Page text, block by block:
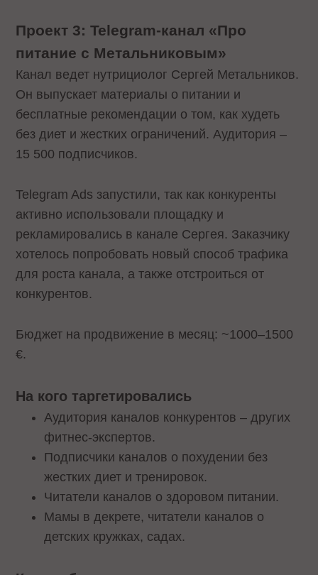
Проект 3: Telegram-канал «Про
питание с Метальниковым»
Канал ведет нутрициолог Сергей Метальников.
Он выпускает материалы о питании и
бесплатные рекомендации о том, как худеть
без диет и жестких ограничений. Аудитория –
15 500 подписчиков.
Telegram Ads запустили, так как конкуренты
активно использовали площадку и
рекламировались в канале Сергея. Заказчику
хотелось попробовать новый способ трафика
для роста канала, а также отстроиться от
конкурентов.
Бюджет на продвижение в месяц: ~1000–1500
€.
На кого таргетировались
Аудитория каналов конкурентов – других
фитнес-экспертов.
Подписчики каналов о похудении без
жестких диет и тренировок.
Читатели каналов о здоровом питании.
Мамы в декрете, читатели каналов о
детских кружках, садах.